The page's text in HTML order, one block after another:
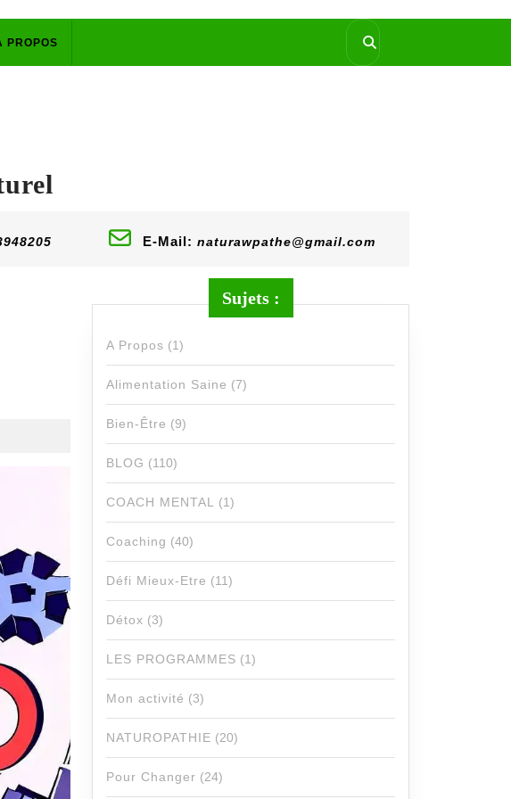
PROPOS
E-Mail: naturawpathe@gmail.com
Sujets :
A Propos (1)
Alimentation Saine (7)
Bien-Être (9)
BLOG (110)
COACH MENTAL (1)
Coaching (40)
Défi Mieux-Etre (11)
Détox (3)
LES PROGRAMMES (1)
Mon activité (3)
NATUROPATHIE (20)
Pour Changer (24)